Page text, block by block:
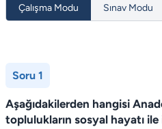
Çalışma Modu
Sınav Modu
Soru 1
Aşağıdakilerden hangisi
toplulukların sosyal hayatı